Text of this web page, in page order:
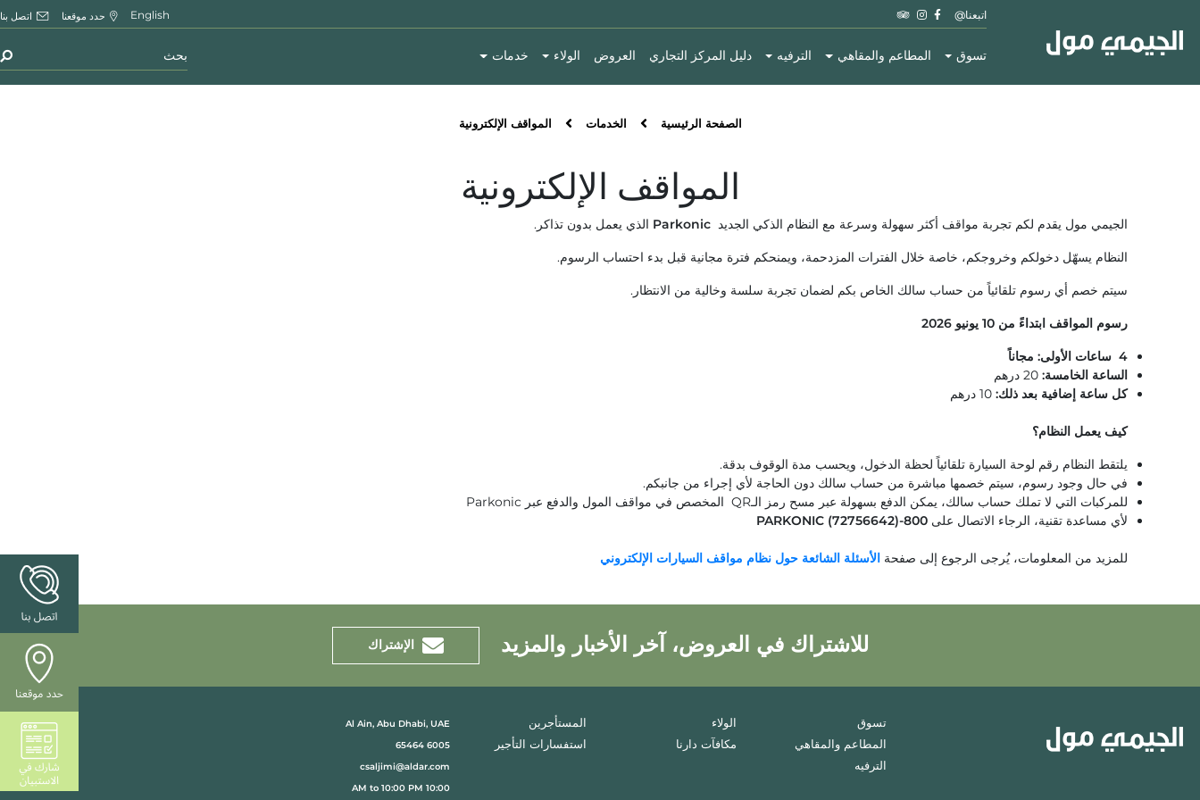
اتبعنا@ English حدد موقعنا اتصل بنا
تسوق المطاعم والمقاهي الترفيه دليل المركز التجاري العروض الولاء خدمات
الصفحة الرئيسية الخدمات المواقف الإلكترونية
المواقف الإلكترونية
الجيمي مول يقدم لكم تجربة مواقف أكثر سهولة وسرعة مع النظام الذكي الجديد Parkonic الذي يعمل بدون تذاكر.
النظام يسهّل دخولكم وخروجكم، خاصة خلال الفترات المزدحمة، ويمنحكم فترة مجانية قبل بدء احتساب الرسوم.
سيتم خصم أي رسوم تلقائياً من حساب سالك الخاص بكم لضمان تجربة سلسة وخالية من الانتظار.
رسوم المواقف ابتداءً من 10 يونيو 2026
4 ساعات الأولى: مجاناً
الساعة الخامسة: 20 درهم
كل ساعة إضافية بعد ذلك: 10 درهم
كيف يعمل النظام؟
يلتقط النظام رقم لوحة السيارة تلقائياً لحظة الدخول، ويحسب مدة الوقوف بدقة.
في حال وجود رسوم، سيتم خصمها مباشرة من حساب سالك دون الحاجة لأي إجراء من جانبكم.
للمركبات التي لا تملك حساب سالك، يمكن الدفع بسهولة عبر مسح رمز الـQR المخصص في مواقف المول والدفع عبر Parkonic
لأي مساعدة تقنية، الرجاء الاتصال على 800-PARKONIC (72756642)
للمزيد من المعلومات، يُرجى الرجوع إلى صفحة الأسئلة الشائعة حول نظام مواقف السيارات الإلكتروني
للاشتراك في العروض، آخر الأخبار والمزيد الإشتراك
تسوق
المطاعم والمقاهي
الترفيه
الولاء
مكافآت دارنا
المستأجرين
استفسارات التأجير
Al Ain, Abu Dhabi, UAE
6005 65464
csaljimi@aldar.com
10:00 AM to 10:00 PM